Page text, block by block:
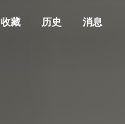
收藏 历史 消息